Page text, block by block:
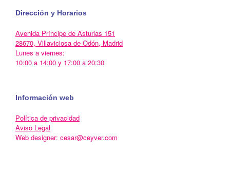
Dirección y Horarios
Avenida Príncipe de Asturias 151
28670, Villaviciosa de Odón, Madrid
Lunes a viernes:
10:00 a 14:00 y 17:00 a 20:30
Información web
Política de privacidad
Aviso Legal
Web designer: cesar@ceyver.com